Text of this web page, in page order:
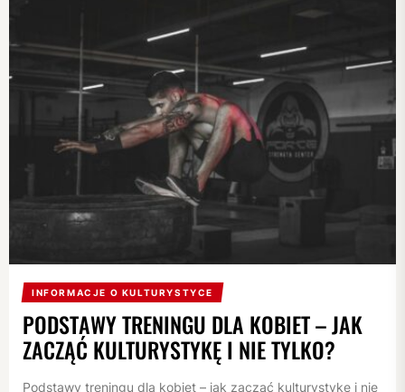
INFORMACJE O KULTURYSTYCE
PODSTAWY TRENINGU DLA KOBIET – JAK
ZACZĄĆ KULTURYSTYKĘ I NIE TYLKO?
Podstawy treningu dla kobiet – jak zacząć kulturystykę i nie